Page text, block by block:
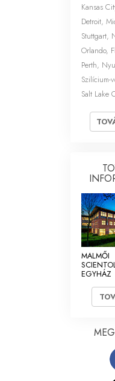
Kansas
Detroit,
Stuttgart,
Orlando,
Perth,
Szilícium-
Salt Lake
MALMŐI
EGYHÁZ